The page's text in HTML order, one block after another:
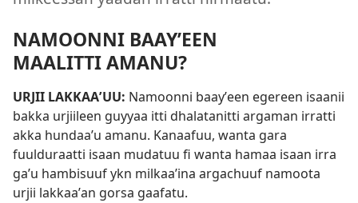
NAMOONNI BAAYʼEEN
MAALITTI AMANU?
URJII LAKKAAʼUU: Namoonni baayʼeen egereen isaanii
bakka urjiileen guyyaa itti dhalatanitti argaman irratti
akka hundaaʼu amanu. Kanaafuu, wanta gara
fuulduraatti isaan mudatuu fi wanta hamaa isaan irra
gaʼu hambisuuf ykn milkaaʼina argachuuf namoota
urjii lakkaaʼan gorsa gaafatu.